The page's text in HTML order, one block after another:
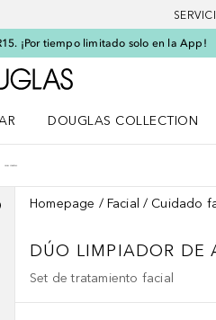
¡Por tiempo limitado solo en la App!
A Douglas Home
DOUGLAS COLLECTION
Homepage Facial Cuidado
DÚO LIMPIADOR DE
Set de tratamiento facial